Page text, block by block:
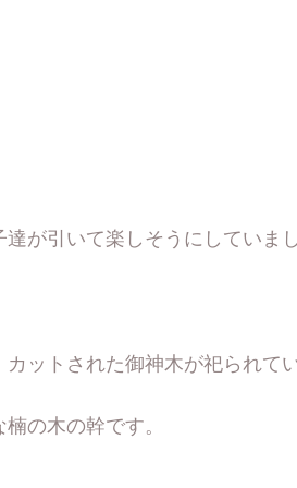
が引いて楽しそうにしていまし
ットされた御神木が祀られて
の木の幹です。